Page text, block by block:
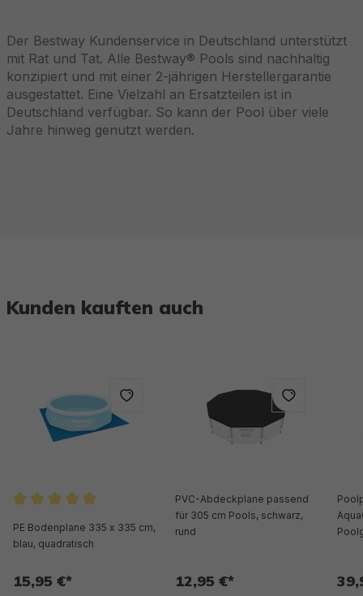
Der Bestway Kundenservice in Deutschland unterstützt
mit Rat und Tat. Alle Bestway® Pools sind nachhaltig
konzipiert und mit einer 2-jährigen Herstellergarantie
ausgestattet. Eine Vielzahl an Ersatzteilen ist in
Deutschland verfügbar. So kann der Pool über viele
Jahre hinweg genutzt werden.
Kunden kauften auch
Durchschnittliche Bewertung von 5 von 5 Sternen
PE Bodenplane 335 x 335 cm,
blau, quadratisch
15,95 €*
PVC-Abdeckplane passend
für 305 cm Pools, schwarz,
rund
12,95 €*